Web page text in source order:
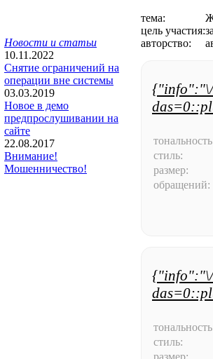
Новости и статьи
10.11.2022
Снятие ограничений на
операции вне системы
03.03.2019
Новое в демо
предпрослушивании на
сайте
22.08.2017
Внимание!
Мошенничество!
тема:
цель участия:
авторство:
{"info":"\/
стиль:
размер:
обращений:
{"info":"\/
стиль:
размер: